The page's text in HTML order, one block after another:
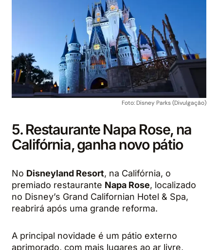
Foto: Disney Parks (Divulgação)
5. Restaurante Napa Rose, na
Califórnia, ganha novo pátio
No Disneyland Resort, na Califórnia, o
premiado restaurante Napa Rose, localizado
no Disney’s Grand Californian Hotel & Spa,
reabrirá após uma grande reforma.
A principal novidade é um pátio externo
aprimorado, com mais lugares ao ar livre,